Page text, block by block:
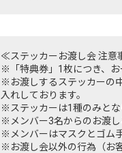
≪ステッカーお渡し会 注意
※「特典券」1枚につき、お
※お渡しするステッカーの
入れしております。
※ステッカーは1種のみとな
※メンバー3名からのお渡し
※メンバーはマスクとゴム
※お渡し会以外の行為（お